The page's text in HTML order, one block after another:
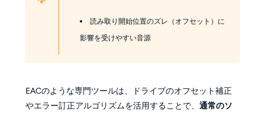
読み取り開始位置のズレ（オフセット）に
影響を受けやすい音源
EACのような専門ツールは、ドライブのオフセット補正
やエラー訂正アルゴリズムを活用することで、 通常のソ